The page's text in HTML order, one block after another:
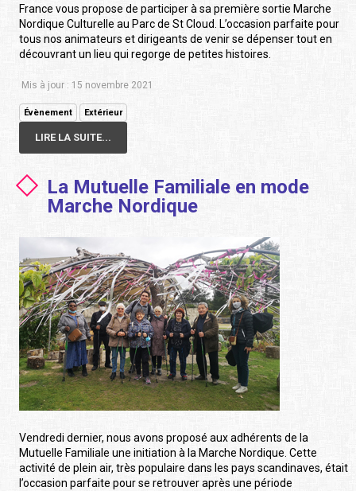
France vous propose de participer à sa première sortie Marche
Nordique Culturelle au Parc de St Cloud. L’occasion parfaite pour
tous nos animateurs et dirigeants de venir se dépenser tout en
découvrant un lieu qui regorge de petites histoires.
Mis à jour : 15 novembre 2021
Évènement Extérieur
LIRE LA SUITE...
La Mutuelle Familiale en mode
Marche Nordique
Vendredi dernier, nous avons proposé aux adhérents de la
Mutuelle Familiale une initiation à la Marche Nordique. Cette
activité de plein air, très populaire dans les pays scandinaves, était
l’occasion parfaite pour se retrouver après une période